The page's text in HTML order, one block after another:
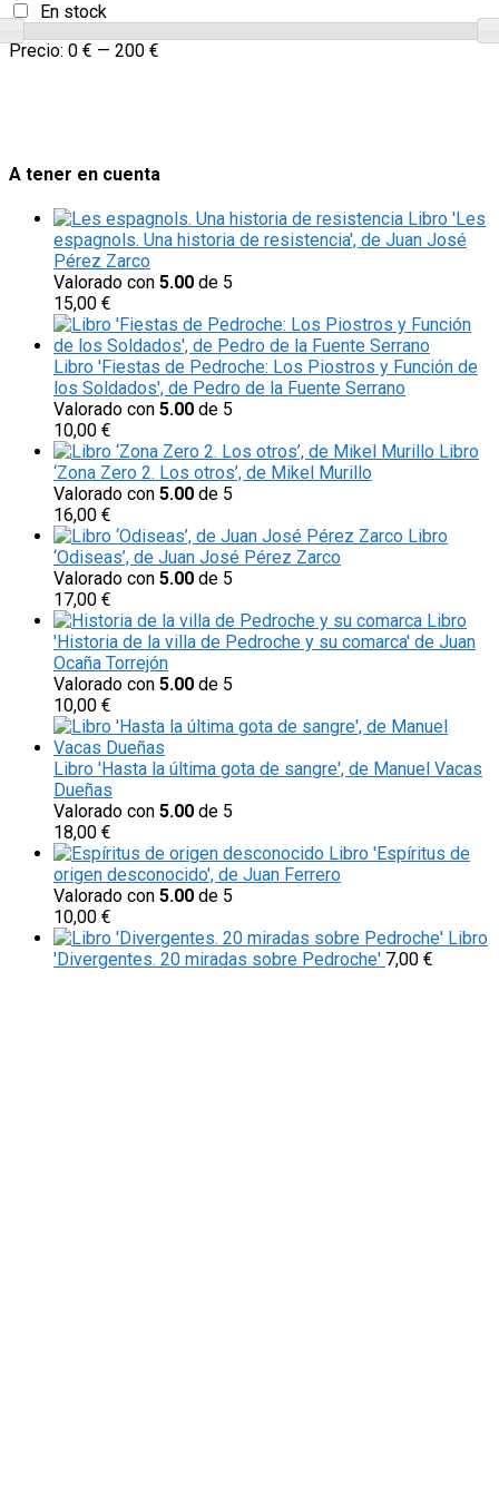
En stock
Precio: 0 € — 200 €
A tener en cuenta
Libro 'Les
espagnols. Una historia de resistencia', de Juan José
Pérez Zarco
Valorado con 5.00 de 5
15,00 €
Libro 'Fiestas de Pedroche: Los Piostros y Función de
los Soldados', de Pedro de la Fuente Serrano
Valorado con 5.00 de 5
10,00 €
Libro
‘Zona Zero 2. Los otros’, de Mikel Murillo
Valorado con 5.00 de 5
16,00 €
Libro
‘Odiseas’, de Juan José Pérez Zarco
Valorado con 5.00 de 5
17,00 €
Libro
'Historia de la villa de Pedroche y su comarca' de Juan
Ocaña Torrejón
Valorado con 5.00 de 5
10,00 €
Libro 'Hasta la última gota de sangre', de Manuel Vacas
Dueñas
Valorado con 5.00 de 5
18,00 €
Libro 'Espíritus de
origen desconocido', de Juan Ferrero
Valorado con 5.00 de 5
10,00 €
Libro
'Divergentes. 20 miradas sobre Pedroche' 7,00 €